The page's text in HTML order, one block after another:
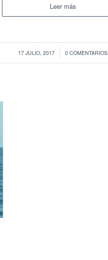
Leer más
17 JULIO, 2017
/ 0 COMENTARIOS